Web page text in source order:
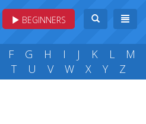
BEGINNERS
F G H I J K L
M
T U V W X Y Z